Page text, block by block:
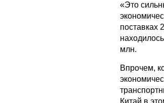
«Это
поставках
млн.
Впрочем,